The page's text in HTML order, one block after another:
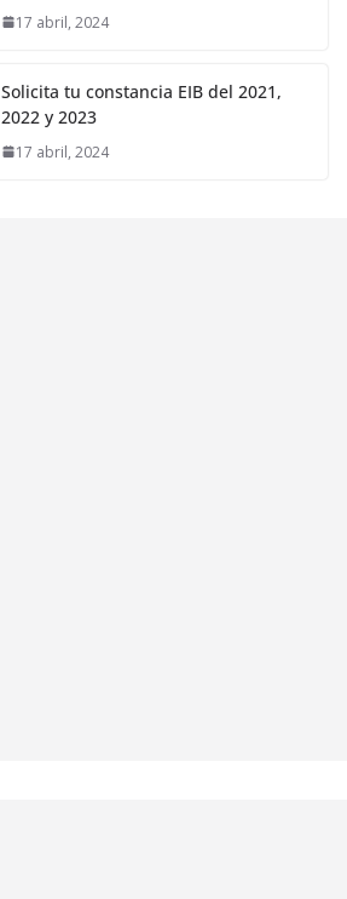
17 abril, 2024
Solicita tu constancia EIB del 2021,
2022 y 2023
17 abril, 2024